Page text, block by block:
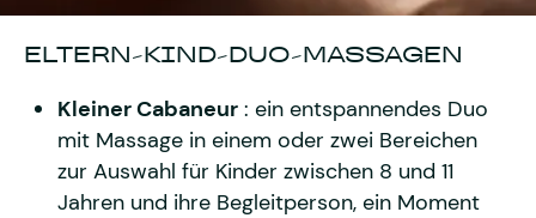
ELTERN-KIND-DUO-MASSAGEN
Kleiner Cabaneur : ein entspannendes Duo
mit Massage in einem oder zwei Bereichen
zur Auswahl für Kinder zwischen 8 und 11
Jahren und ihre Begleitperson, ein Moment